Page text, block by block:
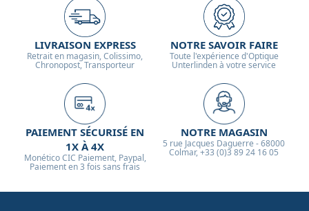
LIVRAISON EXPRESS
Retrait en magasin, Colissimo,
Chronopost, Transporteur
NOTRE SAVOIR FAIRE
Toute l'expérience d'Optique
Unterlinden à votre service
PAIEMENT SÉCURISÉ EN
1X À 4X
Monético CIC Paiement, Paypal,
Paiement en 3 fois sans frais
NOTRE MAGASIN
5 rue Jacques Daguerre - 68000
Colmar, +33 (0)3 89 24 16 05